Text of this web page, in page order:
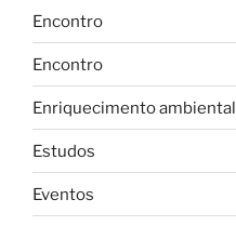
Encontro
Encontro
Enriquecimento ambiental
Estudos
Eventos